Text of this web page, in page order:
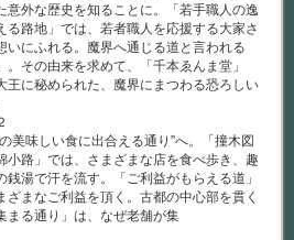
意外な歴史を知ることに。「若手職人の逸
る路地」では、若者職人を応援する大家さ
いにふれる。魔界へ通じる道と言われる
。その由来を求めて、「千本ゑんま堂」
王に秘められた、魔界にまつわる恐ろしい
美味しい食に出合える通り”へ。「撞木図
小路」では、さまざまな店を食べ歩き、趣
銭湯で汗を流す。「ご利益がもらえる道」
ざまなご利益を頂く。古都の中心部を貫く
まる通り」は、なぜ老舗が集